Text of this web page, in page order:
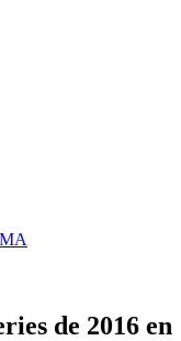
de 2016 en